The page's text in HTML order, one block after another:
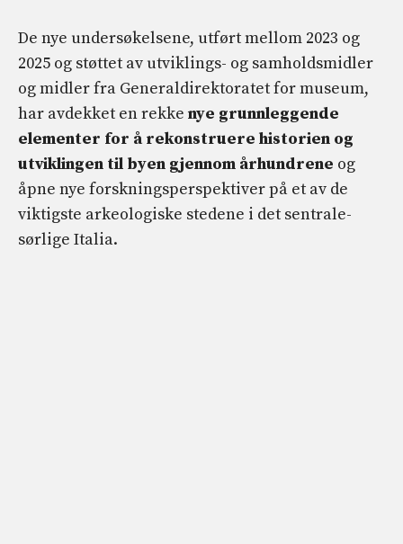
De nye undersøkelsene, utført mellom 2023 og
2025 og støttet av utviklings- og samholdsmidler
og midler fra Generaldirektoratet for museum,
har avdekket en rekke nye grunnleggende
elementer for å rekonstruere historien og
utviklingen til byen gjennom århundrene og
åpne nye forskningsperspektiver på et av de
viktigste arkeologiske stedene i det sentrale-
sørlige Italia.